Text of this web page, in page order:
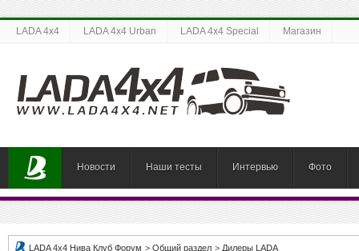
LADA 4x4 LADA 4x4 Urban LADA 4x4 Special Магазин
Новости Наши тесты Интервью Фото
LADA 4x4 Нива Клуб Форум > Общий раздел > Дилеры LADA